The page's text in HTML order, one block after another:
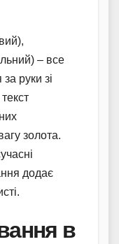
– все
руки зі
золота.
додає
в